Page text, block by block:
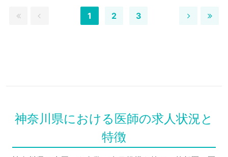
1 2 3
神奈川県における医師の求人状況と
特徴